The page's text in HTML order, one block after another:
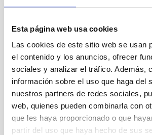
Esta página web usa cookies
Las cookies de este sitio web se usan
el contenido y los anuncios, ofrecer
sociales y analizar el tráfico. Además,
información sobre el uso que haga del
nuestros partners de redes sociales,
web, quienes pueden combinarla con
que les haya proporcionado o que
partir del uso que haya hecho de sus
Febrero 2025(1)
Septiembre 2024 (1)
Agosto 2024
(3)
Julio 2024(3)
Junio 2024(2)
Mayo 2024(3)
Abril 2024(2)
Marzo 2024(1)
Febrero 2023 (1)
Octubre 2022(1)
Septiembre 2022 (1)